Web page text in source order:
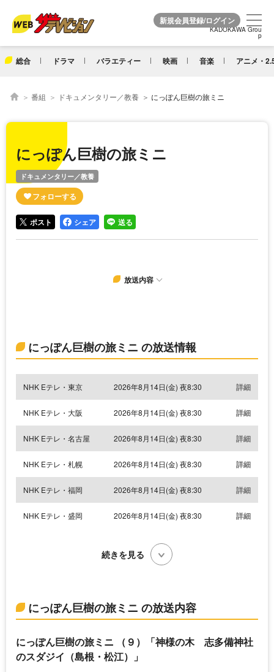
KADOKAWA Grou
p
総合 ドラマ バラエティー 映画 音楽 アニメ・
KADOKAWA Grou
p
番組 ドキュメンタリー／教養 にっぽん巨樹の旅ミニ
にっぽん巨樹の旅ミニ
ドキュメンタリー／教養
ポスト シェア 送る
放送内容
にっぽん巨樹の旅ミニ の放送情報
NHK Eテレ・東京 2026年8月14日(金) 夜8:30 詳細
NHK Eテレ・大阪 2026年8月14日(金) 夜8:30 詳細
NHK Eテレ・名古屋 2026年8月14日(金) 夜8:30 詳細
NHK Eテレ・札幌 2026年8月14日(金) 夜8:30 詳細
NHK Eテレ・福岡 2026年8月14日(金) 夜8:30 詳細
NHK Eテレ・盛岡 2026年8月14日(金) 夜8:30 詳細
続きを見る
にっぽん巨樹の旅ミニ の放送内容
にっぽん巨樹の旅ミニ （９）「神様の木 志多備神社
のスダジイ（島根・松江）」